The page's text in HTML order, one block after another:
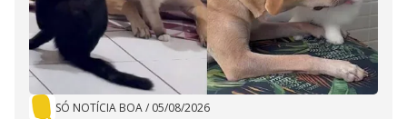
SÓ NOTÍCIA BOA/ 05/08/2026